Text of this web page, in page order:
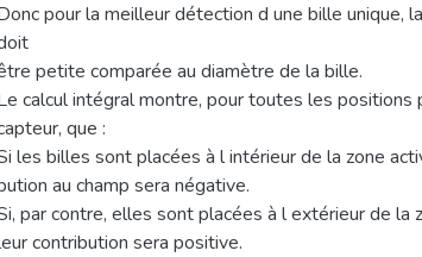
pour la meilleur détection d une bille unique,
petite comparée au diamètre de la bille.
calcul intégral montre, pour toutes les positions
que :
les billes sont placées à l intérieur de la zone
au champ sera négative.
par contre, elles sont placées à l extérieur de la
contribution sera positive.